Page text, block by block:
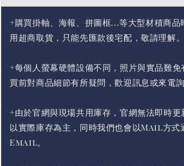
+購買掛軸、海報、拼圖框...等大型材積商
用超商取貨，只能先匯款後宅配，敬請理解。
+每個人螢幕硬體設備不同，照片與實品難
買前對商品細節有所疑問，歡迎訊息或來電詢
+由於官網與現場共用庫存，官網無法即時
以實際庫存為主，同時我們也會以Mail方式
Email。